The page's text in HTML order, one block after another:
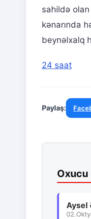
sahildə
kənarında
beynəlxalq
24 saat
Paylaş:
Oxucu
Aysel